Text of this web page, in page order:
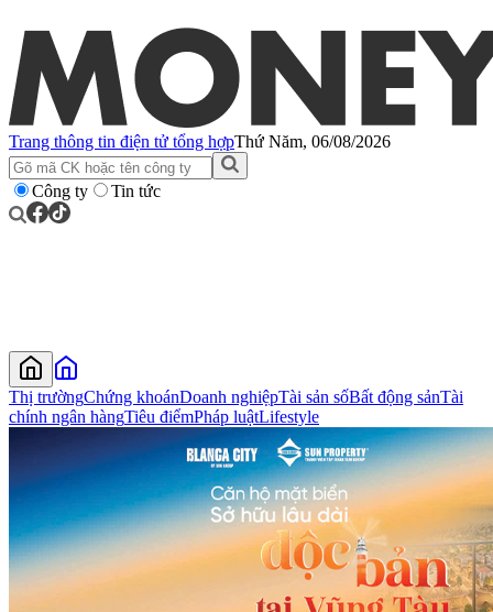
Trang thông tin điện tử tổng hợpThứ Năm, 06/08/2026
Công ty Tin tức
Thị trườngChứng khoánDoanh nghiệpTài sản sốBất động sảnTài
chính ngân hàngTiêu điểmPháp luậtLifestyle